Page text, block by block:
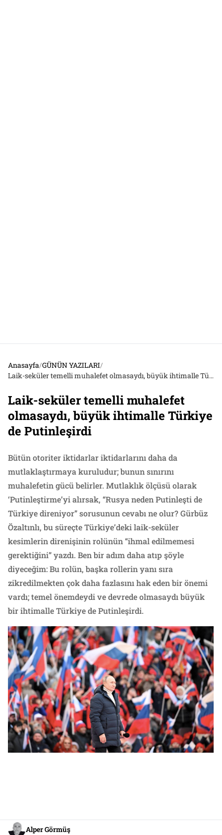
Anasayfa/GÜNÜN YAZILARI/
Laik-seküler temelli muhalefet olmasaydı, büyük ihtimalle Türkiye de Putinleşirdi
Laik-seküler temelli muhalefet
olmasaydı, büyük ihtimalle Türkiye
de Putinleşirdi
Bütün otoriter iktidarlar iktidarlarını daha da
mutlaklaştırmaya kuruludur; bunun sınırını
muhalefetin gücü belirler. Mutlaklık ölçüsü olarak
‘Putinleştirme’yi alırsak, “Rusya neden Putinleşti de
Türkiye direniyor” sorusunun cevabı ne olur? Gürbüz
Özaltınlı, bu süreçte Türkiye’deki laik-seküler
kesimlerin direnişinin rolünün “ihmal edilmemesi
gerektiğini” yazdı. Ben bir adım daha atıp şöyle
diyeceğim: Bu rolün, başka rollerin yanı sıra
zikredilmekten çok daha fazlasını hak eden bir önemi
vardı; temel önemdeydi ve devrede olmasaydı büyük
bir ihtimalle Türkiye de Putinleşirdi.
Alper Görmüş